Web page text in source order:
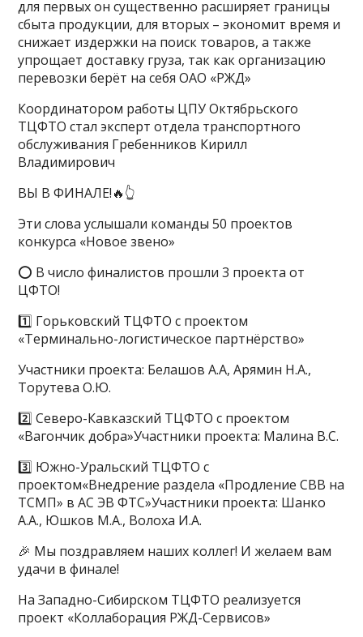
для первых он существенно расширяет границы
сбыта продукции, для вторых – экономит время и
снижает издержки на поиск товаров, а также
упрощает доставку груза, так как организацию
перевозки берёт на себя ОАО «РЖД»
Координатором работы ЦПУ Октябрьского
ТЦФТО стал эксперт отдела транспортного
обслуживания Гребенников Кирилл
Владимирович
ВЫ В ФИНАЛЕ!🔥👆
Эти слова услышали команды 50 проектов
конкурса «Новое звено»
⭕️ В число финалистов прошли 3 проекта от
ЦФТО!
1️⃣ Горьковский ТЦФТО с проектом
«Терминально-логистическое партнёрство»
Участники проекта: Белашов А.А, Арямин Н.А.,
Торутева О.Ю.
2️⃣ Северо-Кавказский ТЦФТО с проектом
«Вагончик добра»Участники проекта: Малина В.С.
3️⃣ Южно-Уральский ТЦФТО с
проектом«Внедрение раздела «Продление СВВ на
ТСМП» в АС ЭВ ФТС»Участники проекта: Шанко
А.А., Юшков М.А., Волоха И.А.
🎉 Мы поздравляем наших коллег! И желаем вам
удачи в финале!
На Западно-Сибирском ТЦФТО реализуется
проект «Коллаборация РЖД-Сервисов»